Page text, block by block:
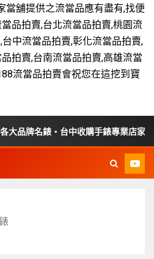
當舖提供之流當品應有盡有,找便
品拍賣,台北流當品拍賣,桃園流
中流當品拍賣,彰化流當品拍賣,
拍賣,台南流當品拍賣,高雄流當
流當品拍賣會祝您在這挖到寶
牌名錶・台中收購手錶專業店家・平